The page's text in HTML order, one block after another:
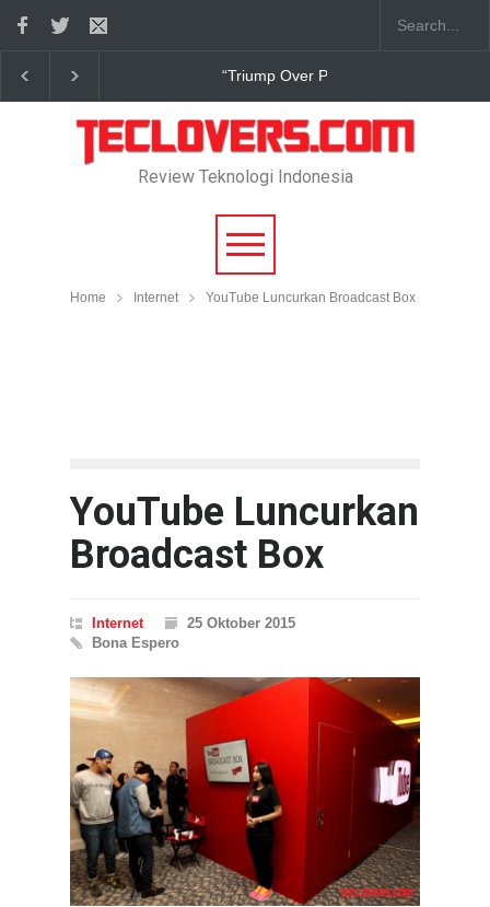
Pain” sudah hadir True Digital Plus janji dukung
Review Teknologi Indonesia
Home Internet YouTube Luncurkan Broadcast Box
YouTube Luncurkan
Broadcast Box
Internet
25 Oktober 2015
Bona Espero